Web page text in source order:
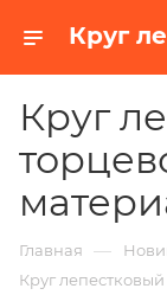
Круг
Главная —
Круг